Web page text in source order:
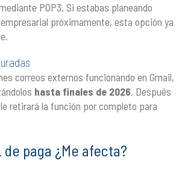
POP3. Si estabas planeando
próximamente, esta opción ya
correos externos funcionando en Gmail,
hasta finales de 2026. Después
retirará la función por completo para
de paga ¿Me afecta?